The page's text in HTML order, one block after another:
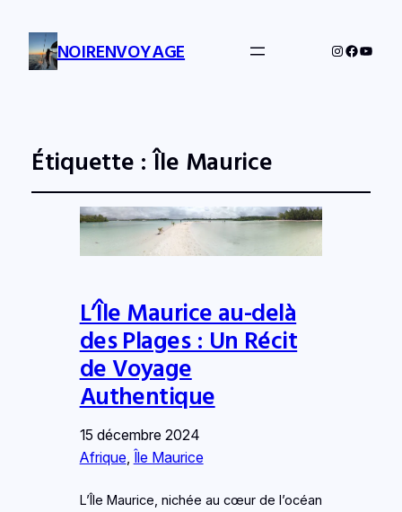
NOIRENVOYAGE Instagram
Étiquette :Île Maurice
L’Île Maurice au-delà
des Plages : Un Récit
de Voyage
Authentique
15 décembre 2024
Afrique, Île Maurice
L’Île Maurice, nichée au cœur de l’océan